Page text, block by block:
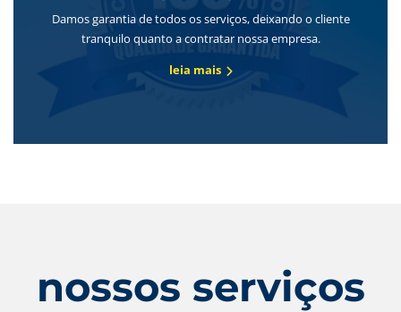
Damos garantia de todos os serviços, deixando o cliente
tranquilo quanto a contratar nossa empresa.
leia mais
nossos serviços